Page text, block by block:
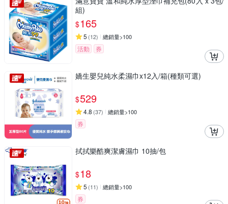
組)
$165
5 (12) 總銷量>100
活動 券
嬌生嬰兒純水柔濕巾x12入/箱(種類可選)
$529
4.8 (37) 總銷量>100
券
拭拭樂酷爽潔膚濕巾 10抽/包
$18
5 (11) 總銷量>100
券